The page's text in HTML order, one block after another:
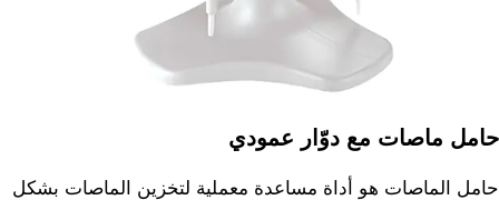
حامل ماصات مع دوّار عمودي
حامل الماصات هو أداة مساعدة معملية لتخزين الماصات بشكل